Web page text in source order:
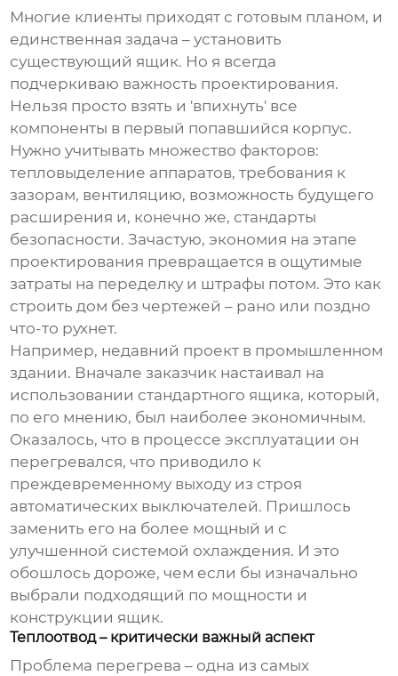
Многие клиенты приходят с готовым планом, и
единственная задача – установить
существующий ящик. Но я всегда
подчеркиваю важность проектирования.
Нельзя просто взять и 'впихнуть' все
компоненты в первый попавшийся корпус.
Нужно учитывать множество факторов:
тепловыделение аппаратов, требования к
зазорам, вентиляцию, возможность будущего
расширения и, конечно же, стандарты
безопасности. Зачастую, экономия на этапе
проектирования превращается в ощутимые
затраты на переделку и штрафы потом. Это как
строить дом без чертежей – рано или поздно
что-то рухнет.
Например, недавний проект в промышленном
здании. Вначале заказчик настаивал на
использовании стандартного ящика, который,
по его мнению, был наиболее экономичным.
Оказалось, что в процессе эксплуатации он
перегревался, что приводило к
преждевременному выходу из строя
автоматических выключателей. Пришлось
заменить его на более мощный и с
улучшенной системой охлаждения. И это
обошлось дороже, чем если бы изначально
выбрали подходящий по мощности и
конструкции ящик.
Теплоотвод – критически важный аспект
Проблема перегрева – одна из самых